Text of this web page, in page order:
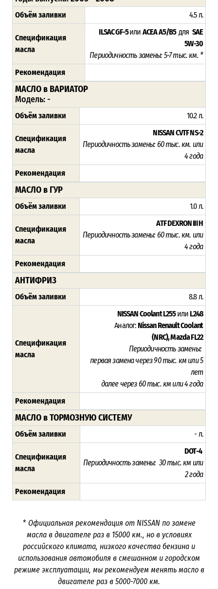
Объём заливки 4.5 л.
Спецификация
масла
ILSAC GF-5или ACEA A5/B5 для SAE
5W-30
Периодичность замены: 5-7 тыс. км. *
Рекомендация
МАСЛО в ВАРИАТОР
Модель: -
Объём заливки 10.2 л.
Спецификация
масла
NISSAN CVTF NS-2
Периодичность замены: 60 тыс. км. или
4 года
Рекомендация
МАСЛО в ГУР
Объём заливки 1.0 л.
Спецификация
масла
ATF DEXRON III H
Периодичность замены: 60 тыс. км. или
4 года
Рекомендация
АНТИФРИЗ
Объём заливки 8.8 л.
Спецификация
масла
NISSAN Coolant L255илиL248
Аналог:Nissan Renault Coolant
(NRC),Mazda FL22
Периодичность замены:
первая замена через 90 тыс. км или 5
лет
далее через 60 тыс. км или 4 года
Рекомендация
МАСЛО в ТОРМОЗНУЮ СИСТЕМУ
Объём заливки - л.
Спецификация
масла
DOT-4
Периодичность замены: 30 тыс. км или
2года
Рекомендация
* Официальная рекомендация от NISSAN по замене
масла в двигателе раз в 15000 км., но в условиях
российского климата, низкого качества бензина и
использования автомобиля в смешанном и городском
режиме эксплуатации, мы рекомендуем менять масло в
двигателе раз в 5000-7000 км.